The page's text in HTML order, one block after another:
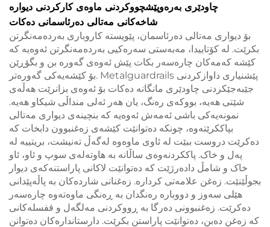
چاودێری بەرەوپێشچووکردنی ماوەی کارکردنی دیوارە
شاخەکانی مەتالی دەرئاسمانی دەکات
بۆ دیواری مەتالی دەرئاسمان، پێویستە کاروباری بەردەمەنگرتن
بکرێت. لە کۆتاییدا، مەبەستی سەرەکیی بەردەمەنگرتن ئەوەیە کە
کێشە کەمەکان چارەسەر بکات پێش ئەوەی گەورە بن و بگۆڕێن
بۆ کێشەیەکی گەورەتر. Metalguardrails پێشنیاری داوازکردنی
جێبەجێکردنی چاودێری مانگانە دەکات بۆ ئەوەی بزانرێت هەڵەی
شێتی هەیە، بووکەی رەنگ، یان هەر ئەلی منداڵی شیکاو هەیە.
نمونەیەکی باشی ئەمەش ئەوەیە کە بنچینەی دیواری مەتالی
بپاککرێتەوە، چونکە دەتوانێت کێشەی زەغنبوون دابخات کە
دەکرێت دروست ببێت لە ئاوی ماوەوە لەگەڵ تەنیشت، بریتییە لە
پەل و خاک. پاککردنەوەی ساڵانە بە هاوتەلەی سوپ و ئاو، ئاو
خاک و شامڵ دادەرژێت کە دەتوانێت لاکانی پاراستنەکەی دیوار
بجوڵێنێت. زەغن علامەتی کردارە. زەغنانی شاردەکان بە پاڵەپێدانی
هێلی سەوز و دووبارە رەنگدان بە ڕەنگی ماوەتەوە چارەسەر
دەکرێت. زەغنبوونی دەرگا بە ڕووکردنی مەلگەل و قفسلەکانی
کە زەغن دەبن، دەتوانێت پاراستن بکرێت. دارستاندارەکان دەتوانن